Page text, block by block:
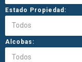
Estado Propiedad:
Todos
Alcobas:
Todos